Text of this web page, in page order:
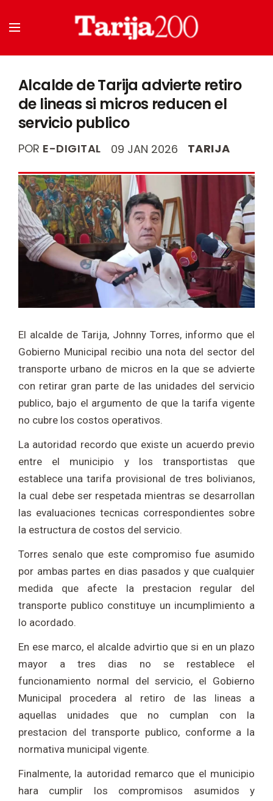
Alcalde de Tarija advierte retiro
de lineas si micros reducen el
servicio publico
POR E-DIGITAL 09 JAN 2026 TARIJA
El alcalde de Tarija, Johnny Torres, informo que el
Gobierno Municipal recibio una nota del sector del
transporte urbano de micros en la que se advierte
con retirar gran parte de las unidades del servicio
publico, bajo el argumento de que la tarifa vigente
no cubre los costos operativos.
La autoridad recordo que existe un acuerdo previo
entre el municipio y los transportistas que
establece una tarifa provisional de tres bolivianos,
la cual debe ser respetada mientras se desarrollan
las evaluaciones tecnicas correspondientes sobre
la estructura de costos del servicio.
Torres senalo que este compromiso fue asumido
por ambas partes en dias pasados y que cualquier
medida que afecte la prestacion regular del
transporte publico constituye un incumplimiento a
lo acordado.
En ese marco, el alcalde advirtio que si en un plazo
mayor a tres dias no se restablece el
funcionamiento normal del servicio, el Gobierno
Municipal procedera al retiro de las lineas a
aquellas unidades que no cumplan con la
prestacion del transporte publico, conforme a la
normativa municipal vigente.
Finalmente, la autoridad remarco que el municipio
hara cumplir los compromisos asumidos y